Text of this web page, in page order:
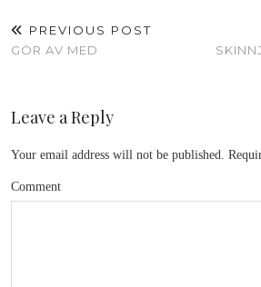
PREVIOUS POST
GÖR AV MED
Leave a Reply
Your email address will not be published.
Comment